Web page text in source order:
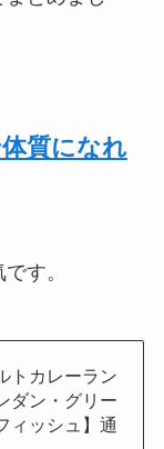
質になれ
す。
トカレーラン
ダン・グリー
ィッシュ】通